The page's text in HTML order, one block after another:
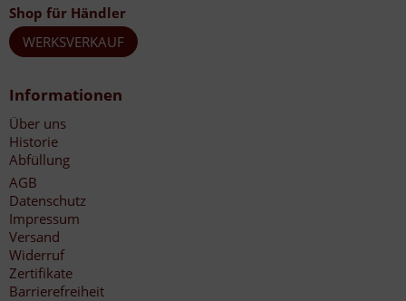
Shop für Händler
WERKSVERKAUF
Informationen
Über uns
Historie
Abfüllung
AGB
Datenschutz
Impressum
Versand
Widerruf
Zertifikate
Barrierefreiheit